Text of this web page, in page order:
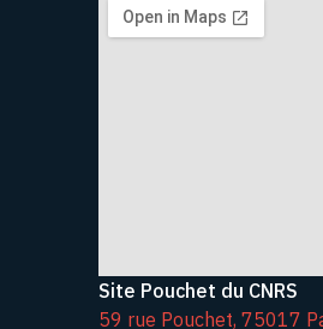
Site Pouchet du CNRS
59 rue Pouchet, 75017